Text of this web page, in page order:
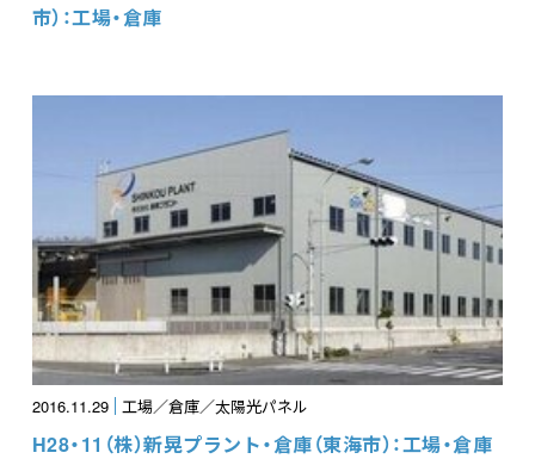
市）：工場・倉庫
2016.11.29 工場／倉庫／太陽光パネル
H28・11（株）新晃プラント・倉庫（東海市）：工場・倉庫